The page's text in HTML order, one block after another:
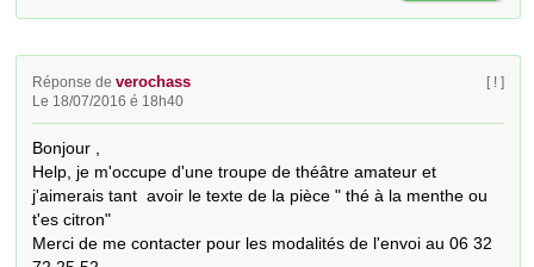
Réponse deverochass
Le 18/07/2016 é 18h40
[ ! ]
Bonjour ,
Help, je m'occupe d'une troupe de théâtre amateur et
j'aimerais tant  avoir le texte de la pièce " thé à la menthe ou
t'es citron"
Merci de me contacter pour les modalités de l'envoi au 06 32